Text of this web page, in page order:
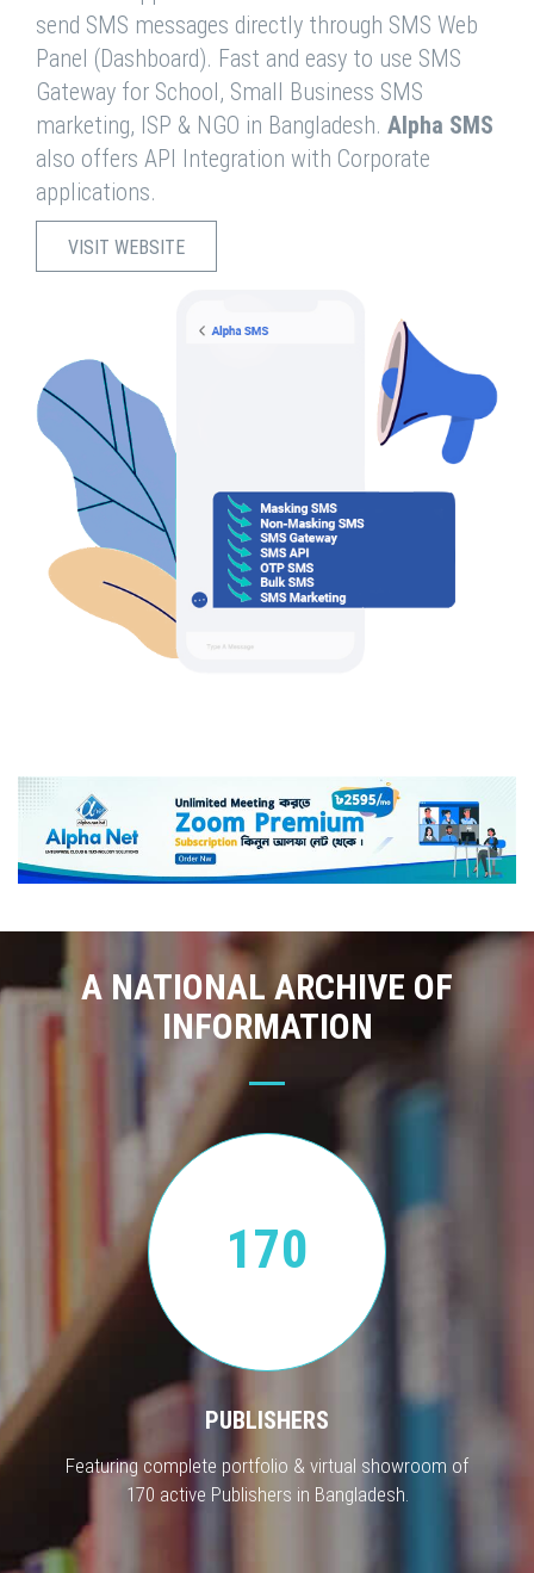
send SMS messages directly through SMS Web
Panel (Dashboard). Fast and easy to use SMS
Gateway for School, Small Business SMS
marketing, ISP & NGO in Bangladesh. Alpha SMS
also offers API Integration with Corporate
applications.
VISIT WEBSITE
A NATIONAL ARCHIVE OF
INFORMATION
170
PUBLISHERS
Featuring complete portfolio & virtual showroom of
170 active Publishers in Bangladesh.